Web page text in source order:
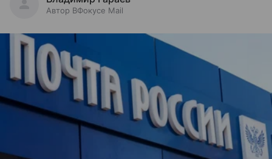
Автор ВФокусе Mail